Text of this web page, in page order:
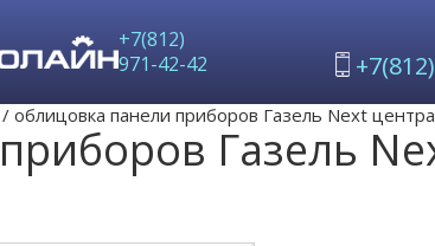
+7(812)
971-42-42
/ облицовка панели приборов Газель Next
Газель